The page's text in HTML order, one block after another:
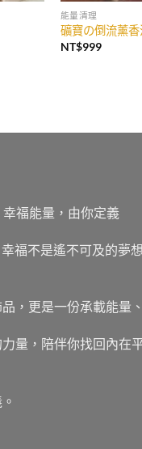
能量清理
礦寶の倒流薰香
NT$999
福能量，由你定義
福不是遙不可及的夢
，更是一份承載能量
量，陪伴你找回內在